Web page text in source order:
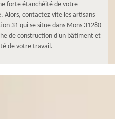
forte étanchéité de votre
Alors, contactez vite les artisans
31 qui se situe dans Mons 31280
de construction d'un bâtiment et
de votre travail.